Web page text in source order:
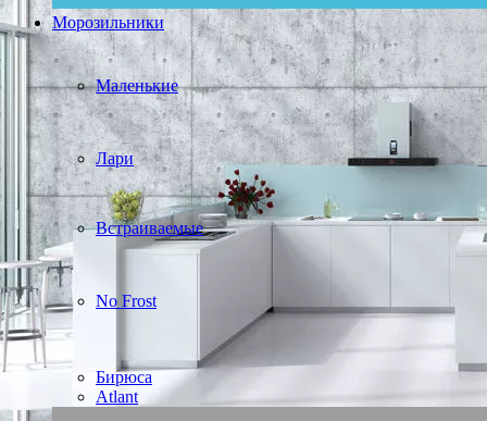
Морозильники
Маленькие
Лари
Встраиваемые
No Frost
Бирюса
Atlant